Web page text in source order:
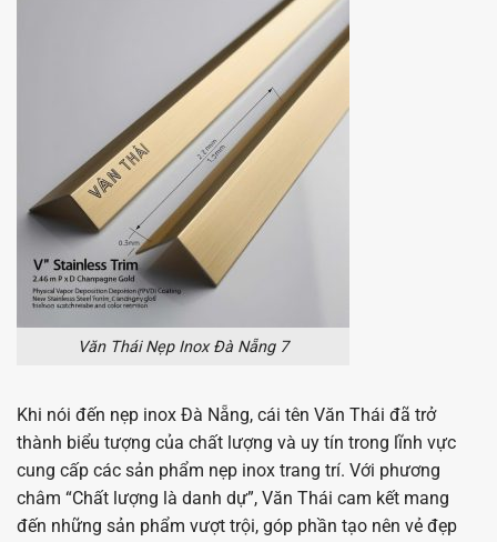
Văn Thái Nẹp Inox Đà Nẵng 7
Khi nói đến nẹp inox Đà Nẵng, cái tên Văn Thái đã trở
thành biểu tượng của chất lượng và uy tín trong lĩnh vực
cung cấp các sản phẩm nẹp inox trang trí. Với phương
châm “Chất lượng là danh dự”, Văn Thái cam kết mang
đến những sản phẩm vượt trội, góp phần tạo nên vẻ đẹp